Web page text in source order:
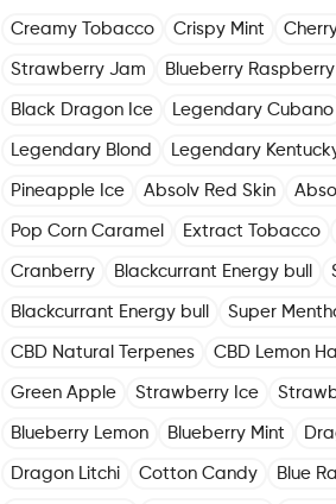
Creamy Tobacco Crispy Mint
Strawberry Jam Blueberry
Black Dragon Ice Legendary Cubano
Legendary Blond Legendary
Pineapple Ice Absolv Red Skin
Pop Corn Caramel Extract Tobacco
Cranberry Blackcurrant Energy bull
Blackcurrant Energy bull Super
CBD Natural Terpenes CBD Lemon
Green Apple Strawberry Ice
Blueberry Lemon Blueberry Mint
Dragon Litchi Cotton Candy Blue